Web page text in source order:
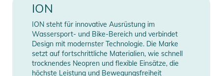
aufgrund seiner Schaumstruktur mehr Luft ein und verbessert
Modelle verfügen über zusätzliche Schutzpolster an den
Schienbeinen.
Produktinformationen und
Gender Men
Material 85% Neopren, 15% Nylon
Erscheinungsjahr 2023
ION
ION steht für innovative Ausrüstung im
Wassersport- und Bike-Bereich und verbindet
Design mit modernster Technologie. Die Marke
setzt auf fortschrittliche Materialien, wie schnell
trocknendes Neopren und flexible Einsätze, die
höchste Leistung und Bewegungsfreiheit